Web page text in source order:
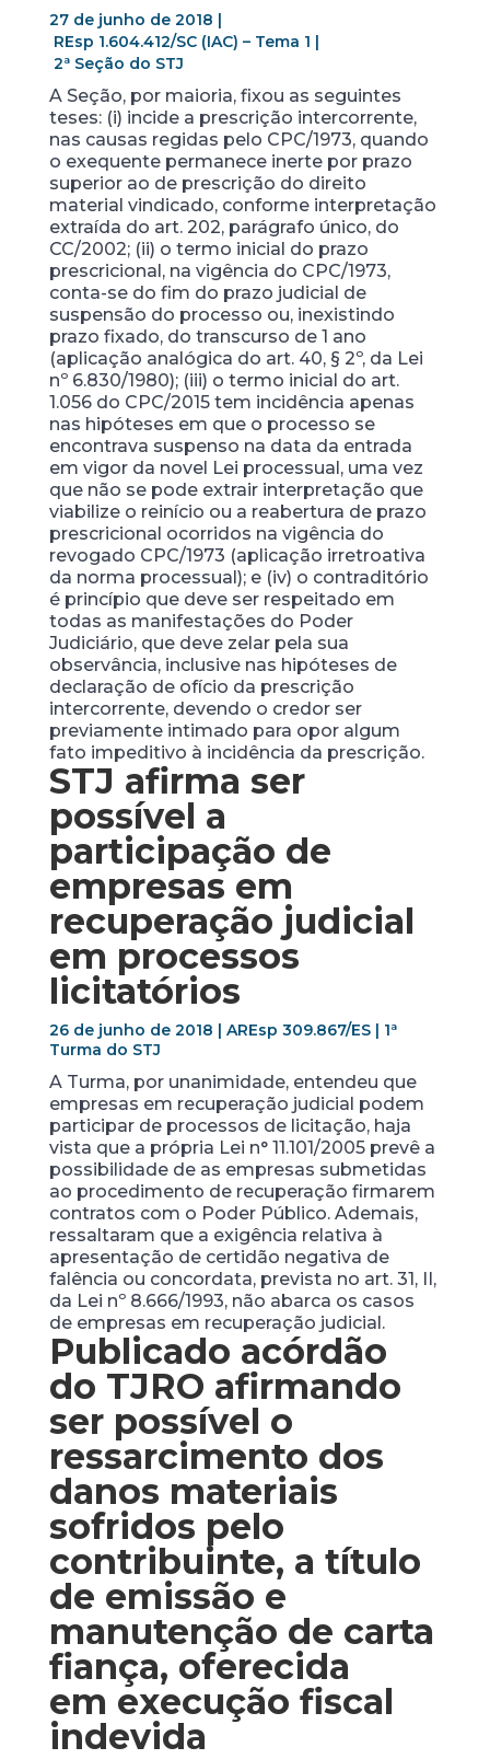
27 de junho de 2018 |
REsp 1.604.412/SC (IAC) – Tema 1 |
2ª Seção do STJ
A Seção, por maioria, fixou as seguintes
teses: (i) incide a prescrição intercorrente,
nas causas regidas pelo CPC/1973, quando
o exequente permanece inerte por prazo
superior ao de prescrição do direito
material vindicado, conforme interpretação
extraída do art. 202, parágrafo único, do
CC/2002; (ii) o termo inicial do prazo
prescricional, na vigência do CPC/1973,
conta-se do fim do prazo judicial de
suspensão do processo ou, inexistindo
prazo fixado, do transcurso de 1 ano
(aplicação analógica do art. 40, § 2º, da Lei
nº 6.830/1980); (iii) o termo inicial do art.
1.056 do CPC/2015 tem incidência apenas
nas hipóteses em que o processo se
encontrava suspenso na data da entrada
em vigor da novel Lei processual, uma vez
que não se pode extrair interpretação que
viabilize o reinício ou a reabertura de prazo
prescricional ocorridos na vigência do
revogado CPC/1973 (aplicação irretroativa
da norma processual); e (iv) o contraditório
é princípio que deve ser respeitado em
todas as manifestações do Poder
Judiciário, que deve zelar pela sua
observância, inclusive nas hipóteses de
declaração de ofício da prescrição
intercorrente, devendo o credor ser
previamente intimado para opor algum
fato impeditivo à incidência da prescrição.
STJ afirma ser
possível a
participação de
empresas em
recuperação judicial
em processos
licitatórios
26 de junho de 2018 | AREsp 309.867/ES | 1ª
Turma do STJ
A Turma, por unanimidade, entendeu que
empresas em recuperação judicial podem
participar de processos de licitação, haja
vista que a própria Lei n° 11.101/2005 prevê a
possibilidade de as empresas submetidas
ao procedimento de recuperação firmarem
contratos com o Poder Público. Ademais,
ressaltaram que a exigência relativa à
apresentação de certidão negativa de
falência ou concordata, prevista no art. 31, II,
da Lei nº 8.666/1993, não abarca os casos
de empresas em recuperação judicial.
Publicado acórdão
do TJRO afirmando
ser possível o
ressarcimento dos
danos materiais
sofridos pelo
contribuinte, a título
de emissão e
manutenção de carta
fiança, oferecida
em execução fiscal
indevida